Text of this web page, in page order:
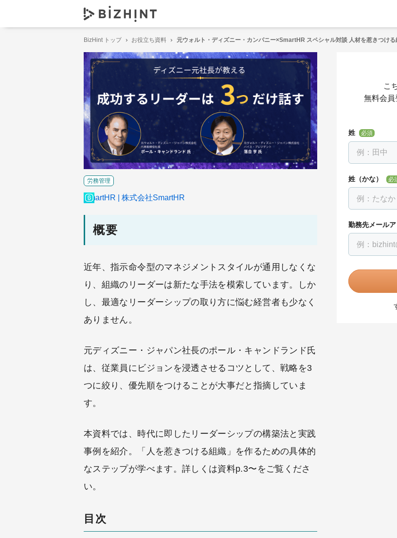
BizHint トップ お役立ち資料 元ウォルト・ディズニー・カンパニー×SmartHR スペシャル対談 人材を惹きつけ
概要
近年、指示命令型のマネジメントスタイルが通用しなくな
り、組織のリーダーは新たな手法を模索しています。しか
し、最適なリーダーシップの取り方に悩む経営者も少なく
ありません。
元ディズニー・ジャパン社長のポール・キャンドランド氏
は、従業員にビジョンを浸透させるコツとして、戦略を3
つに絞り、優先順をつけることが大事だと指摘していま
す。
本資料では、時代に即したリーダーシップの構築法と実践
事例を紹介。「人を惹きつける組織」を作るための具体的
なステップが学べます。詳しくは資料p.3〜をご覧くださ
い。
目次
労務管理
SmartHR 株式会社SmartHR
こ
無料会員
姓 必須
姓（かな） 必
勤務先メール